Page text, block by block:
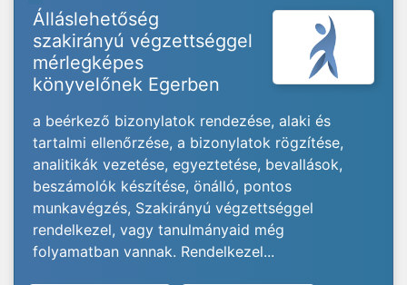
Álláslehetőség
szakirányú végzettséggel
mérlegképes
könyvelőnek Egerben
a beérkező bizonylatok rendezése, alaki és
tartalmi ellenőrzése, a bizonylatok rögzítése,
analitikák vezetése, egyeztetése, bevallások,
beszámolók készítése, önálló, pontos
munkavégzés, Szakirányú végzettséggel
rendelkezel, vagy tanulmányaid még
folyamatban vannak. Rendelkezel...